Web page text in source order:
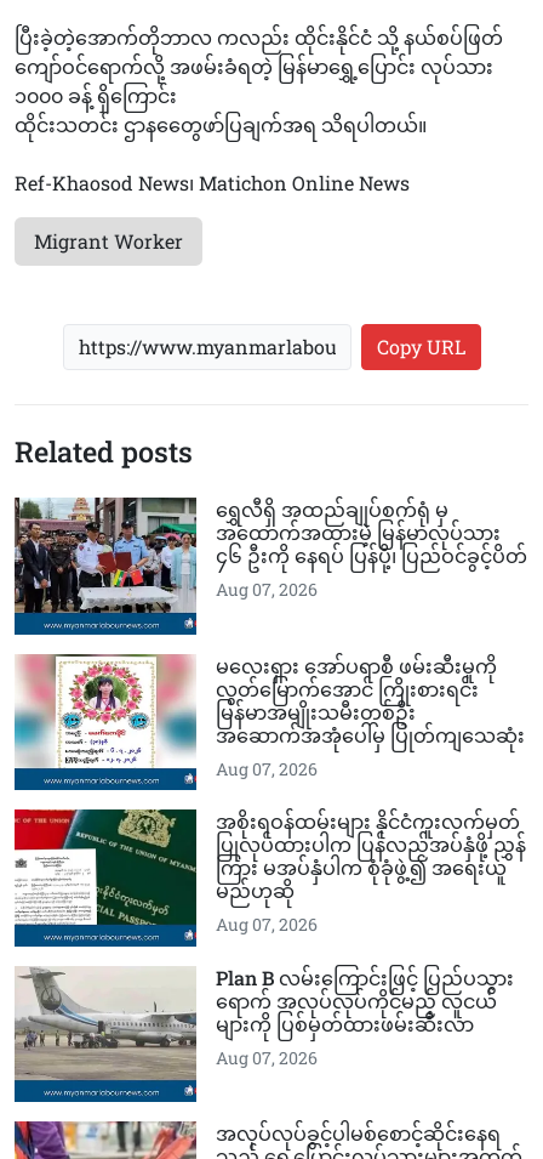
ပြီးခဲ့တဲ့အောက်တိုဘာလ ကလည်း ထိုင်းနိုင်ငံ သို့ နယ်စပ်ဖြတ်
ကျော်ဝင်ရောက်လို့ အဖမ်းခံရတဲ့ မြန်မာရွှေ့ပြောင်း လုပ်သား
၁၀၀၀ ခန့် ရှိကြောင်း
ထိုင်းသတင်း ဌာနတွေေဖာ်ပြချက်အရ သိရပါတယ်။
Ref-Khaosod News၊ Matichon Online News
Migrant Worker
Copy URL
Related posts
ရွှေလီရှိ အထည်ချုပ်စက်ရုံ မှ
အထောက်အထားမဲ့ မြန်မာလုပ်သား
၄၆ ဦးကို နေရပ် ပြန်ပို့၊ ပြည်ဝင်ခွင့်ပိတ်
Aug 07, 2026
မလေးရှား အော်ပရာစီ ဖမ်းဆီးမှုကို
လွတ်မြောက်​အောင် ကြိုးစားရင်း
မြန်မာအမျိုးသမီးတစ်ဦး
အဆောက်အအုံပေါ်မှ ပြုတ်ကျသေဆုံး
Aug 07, 2026
အစိုးရဝန်ထမ်းများ နိုင်ငံကူးလက်မှတ်
ပြုလုပ်ထားပါက ပြန်လည်အပ်နှံဖို့ ညွှန်
ကြား မအပ်နှံပါက စုံခုံဖွဲ့၍ အရေးယူ
မည်ဟုဆို
Aug 07, 2026
Plan B လမ်းကြောင်းဖြင့် ပြည်ပသွား​
ရောက် အလုပ်လုပ်ကိုင်မည့် လူငယ်
များကို ပြစ်မှတ်ထားဖမ်းဆီးလာ
Aug 07, 2026
အလုပ်လုပ်ခွင့်ပါမစ်စောင့်ဆိုင်းနေရ